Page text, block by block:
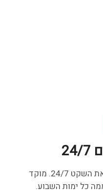
7
חברת מדה-לי נותנת לכם את השקט 24/7. מוקד